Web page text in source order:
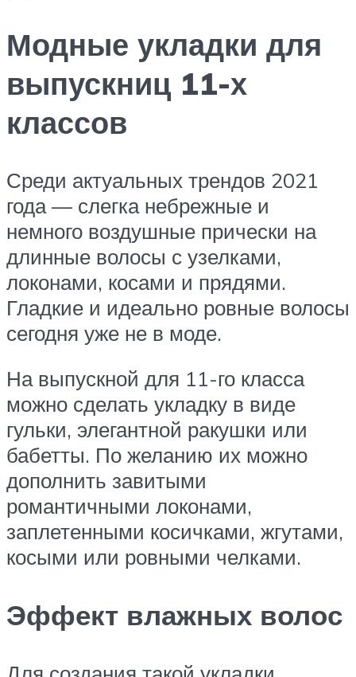
Модные укладки для
выпускниц 11-х
классов
Среди актуальных трендов 2021
года — слегка небрежные и
немного воздушные прически на
длинные волосы с узелками,
локонами, косами и прядями.
Гладкие и идеально ровные волосы
сегодня уже не в моде.
На выпускной для 11-го класса
можно сделать укладку в виде
гульки, элегантной ракушки или
бабетты. По желанию их можно
дополнить завитыми
романтичными локонами,
заплетенными косичками, жгутами,
косыми или ровными челками.
Эффект влажных волос